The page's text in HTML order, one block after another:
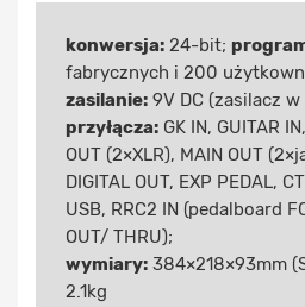
konwersja: 24-bit;
fabrycznych i 200
zasilanie: 9V DC (zasilacz
przyłącza: GK IN, GUITAR
OUT (2×XLR), MAIN OUT
DIGITAL OUT, EXP PEDAL,
USB, RRC2 IN (pedalboard
OUT/ THRU);
wymiary: 384×218×93mm
2.1kg